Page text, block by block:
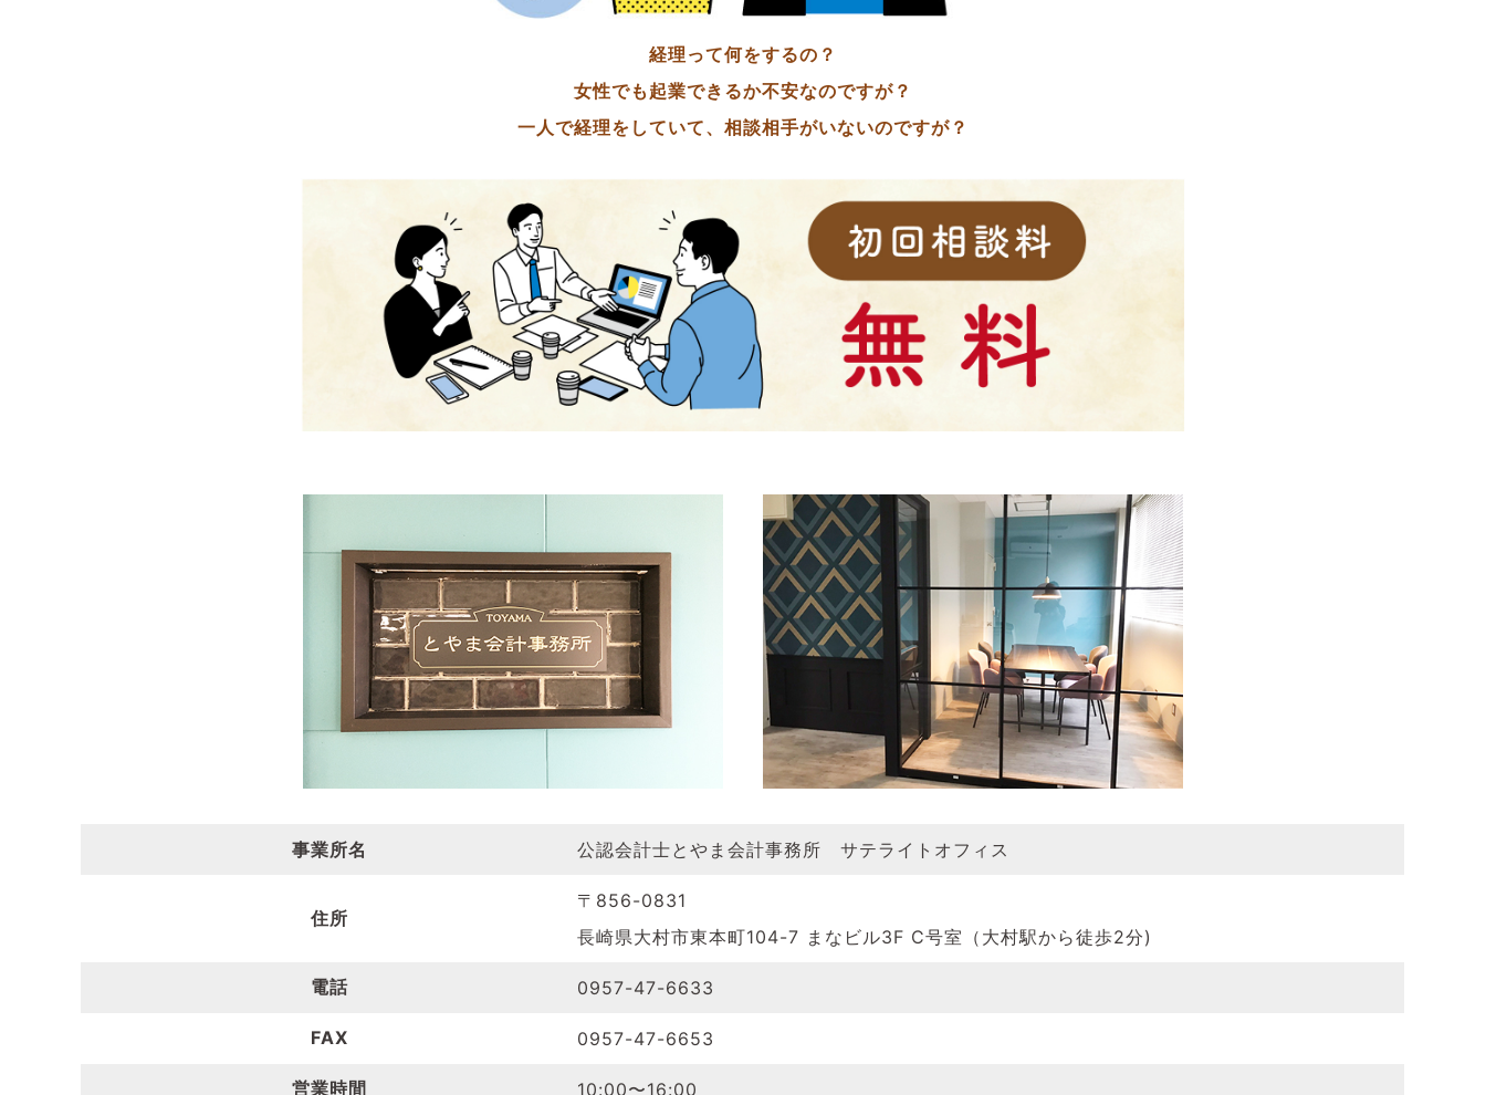
経理って何をするの？
女性でも起業できるか不安なのですが？
一人で経理をしていて、相談相手がいないのですが？
事業所名 公認会計士とやま会計事務所 サテライトオフィス
住所
〒856-0831
長崎県大村市東本町104-7 まなビル3F C号室（大村駅から徒歩2分)
電話 0957-47-6633
FAX 0957-47-6653
営業時間 10:00〜16:00